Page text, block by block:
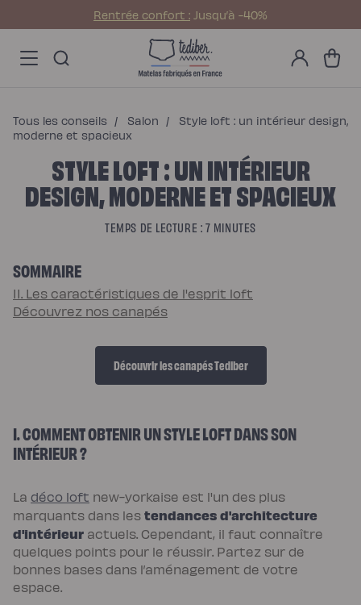
contenu
Rentrée confort : Jusqu’à -40%
menu
Matelas
Matelas
Matelas
Hybride
Infinite
Signature
Matelas
Grand
Ours
Offres
Pack
Pack
Lit
Confort
Lit
Coffre
5
Étoiles
à
lattes
Sommier
tapissier
Sommier
coffre
Sommier
boxspring
Sommier
en
Mon
comptePanier
Tous les conseils / Salon /
Style loft : un intérieur design,
moderne et spacieux
STYLE LOFT : UN INTÉRIEUR
DESIGN, MODERNE ET SPACIEUX
TEMPS DE LECTURE : 7 MINUTES
SOMMAIRE
II. Les caractéristiques de l'esprit loft
Découvrez nos canapés
Découvrir les canapés Tediber
I. COMMENT OBTENIR UN STYLE LOFT DANS SON
INTÉRIEUR ?
La déco loft new-yorkaise est l'un des plus
marquants dans les tendances d'architecture
d'intérieur actuels. Cependant, il faut connaître
quelques points pour le réussir. Partez sur de
bonnes bases dans l’aménagement de votre
espace.